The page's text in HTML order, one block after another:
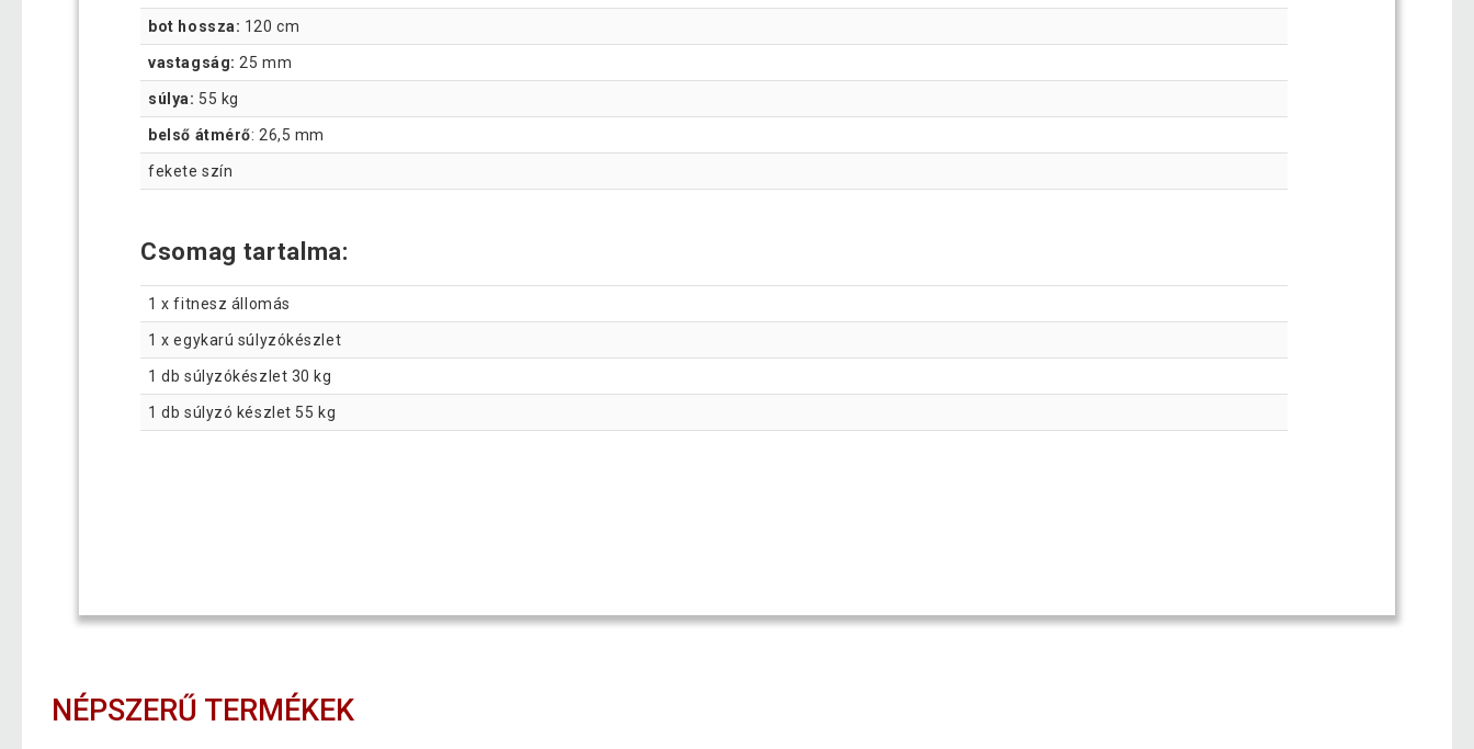
bot hossza: 120 cm
vastagság: 25 mm
súlya: 55 kg
belső átmérő: 26,5 mm
fekete szín
Csomag tartalma:
1 x fitnesz állomás
1 x egykarú súlyzókészlet
1 db súlyzókészlet 30 kg
1 db súlyzó készlet 55 kg
NÉPSZERŰ TERMÉKEK